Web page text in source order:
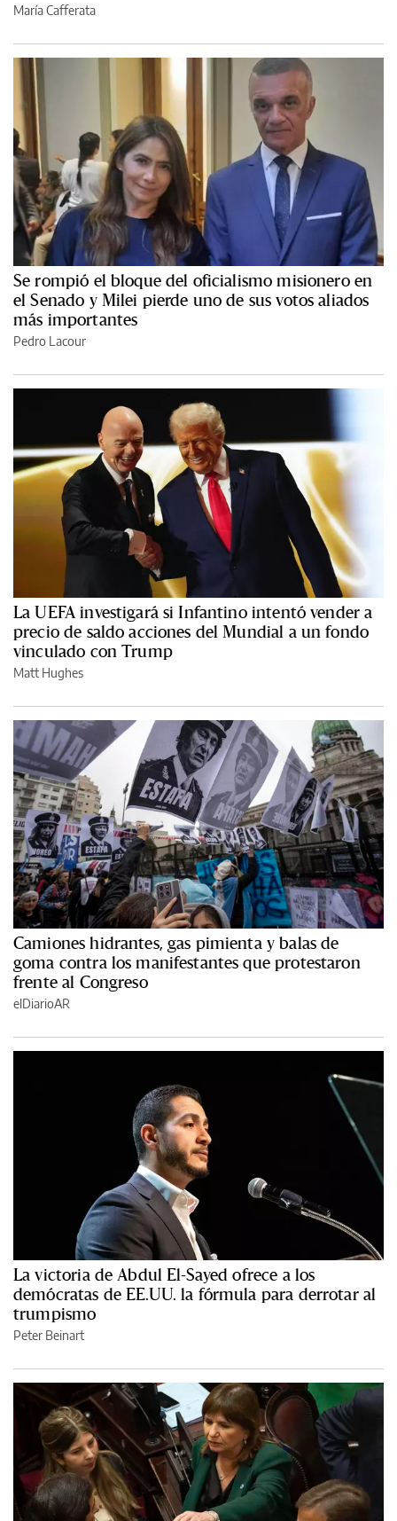
María Cafferata
Se rompió el bloque del oficialismo misionero en
el Senado y Milei pierde uno de sus votos aliados
más importantes
Pedro Lacour
La UEFA investigará si Infantino intentó vender a
precio de saldo acciones del Mundial a un fondo
vinculado con Trump
Matt Hughes
Camiones hidrantes, gas pimienta y balas de
goma contra los manifestantes que protestaron
frente al Congreso
elDiarioAR
La victoria de Abdul El-Sayed ofrece a los
demócratas de EE.UU. la fórmula para derrotar al
trumpismo
Peter Beinart